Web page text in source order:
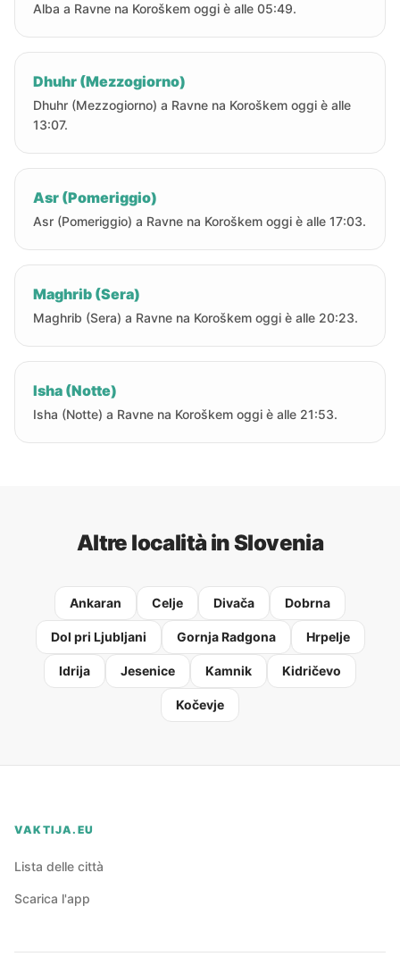
Alba a Ravne na Koroškem oggi è alle 05:49.
Dhuhr (Mezzogiorno)
Dhuhr (Mezzogiorno) a Ravne na Koroškem oggi è alle
13:07.
Asr (Pomeriggio)
Asr (Pomeriggio) a Ravne na Koroškem oggi è alle 17:03.
Maghrib (Sera)
Maghrib (Sera) a Ravne na Koroškem oggi è alle 20:23.
Isha (Notte)
Isha (Notte) a Ravne na Koroškem oggi è alle 21:53.
Altre località in Slovenia
Ankaran Celje Divača Dobrna
Dol pri Ljubljani Gornja Radgona Hrpelje
Idrija Jesenice Kamnik Kidričevo
Kočevje
VAKTIJA.EU
Lista delle città
Scarica l'app